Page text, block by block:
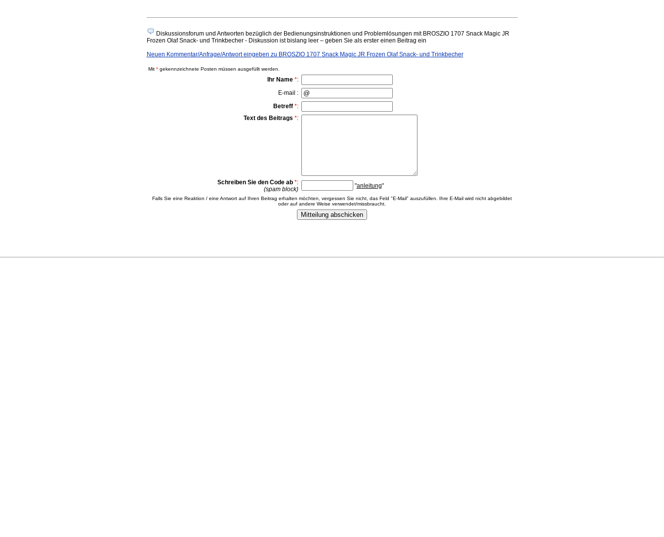
Diskussionsforum und Antworten bezüglich der Bedienungsinstruktionen und Problemlösungen mit BROSZIO 1707 Snack Magic JR
Frozen Olaf Snack- und Trinkbecher - Diskussion ist bislang leer – geben Sie als erster einen Beitrag ein
Neuen Kommentar/Anfrage/Antwort eingeben zu BROSZIO 1707 Snack Magic JR Frozen Olaf Snack- und Trinkbecher
Mit *gekennzeichnete Posten müssen ausgefüllt werden.
Ihr Name *:
E-mail :
Betreff *:
Text des Beitrags *:
Schreiben Sie den Code ab *:
(spam block)
"anleitung"
Falls Sie eine Reaktion / eine Antwort auf Ihren Beitrag erhalten möchten, vergessen Sie nicht, das Feld "E-Mail" auszufüllen. Ihre E-Mail wird nicht abgebildet
oder auf andere Weise verwendet/missbraucht.